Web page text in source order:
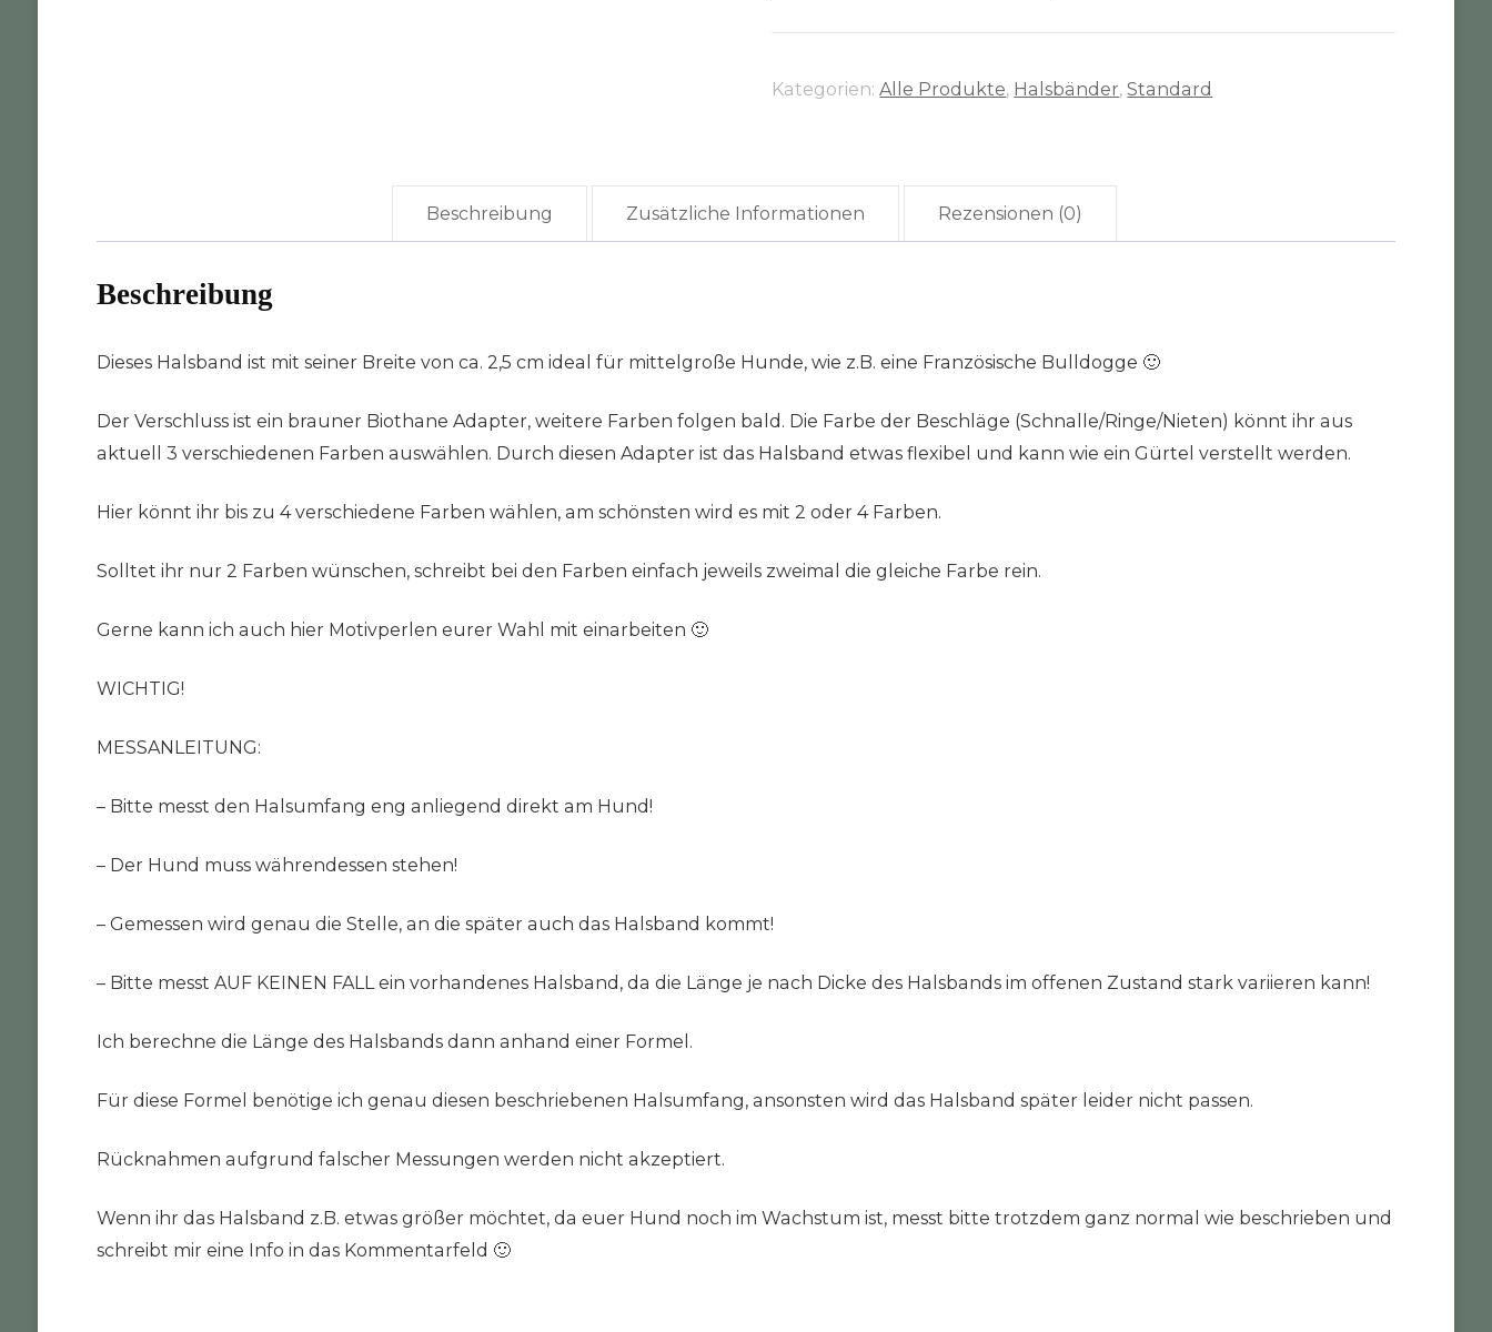
Kategorien:Alle Produkte, Halsbänder,Standard
Beschreibung Zusätzliche Informationen Rezensionen (0)
Beschreibung
Dieses Halsband ist mit seiner Breite von ca. 2,5 cm ideal für mittelgroße Hunde, wie z.B. eine Französische Bulldogge 🙂
Der Verschluss ist ein brauner Biothane Adapter, weitere Farben folgen bald. Die Farbe der Beschläge (Schnalle/Ringe/Nieten) könnt ihr aus
aktuell 3 verschiedenen Farben auswählen. Durch diesen Adapter ist das Halsband etwas flexibel und kann wie ein Gürtel verstellt werden.
Hier könnt ihr bis zu 4 verschiedene Farben wählen, am schönsten wird es mit 2 oder 4 Farben.
Solltet ihr nur 2 Farben wünschen, schreibt bei den Farben einfach jeweils zweimal die gleiche Farbe rein.
Gerne kann ich auch hier Motivperlen eurer Wahl mit einarbeiten 🙂
WICHTIG!
MESSANLEITUNG:
– Bitte messt den Halsumfang eng anliegend direkt am Hund!
– Der Hund muss währendessen stehen!
– Gemessen wird genau die Stelle, an die später auch das Halsband kommt!
– Bitte messt AUF KEINEN FALL ein vorhandenes Halsband, da die Länge je nach Dicke des Halsbands im offenen Zustand stark variieren kann!
Ich berechne die Länge des Halsbands dann anhand einer Formel.
Für diese Formel benötige ich genau diesen beschriebenen Halsumfang, ansonsten wird das Halsband später leider nicht passen.
Rücknahmen aufgrund falscher Messungen werden nicht akzeptiert.
Wenn ihr das Halsband z.B. etwas größer möchtet, da euer Hund noch im Wachstum ist, messt bitte trotzdem ganz normal wie beschrieben und
schreibt mir eine Info in das Kommentarfeld 🙂